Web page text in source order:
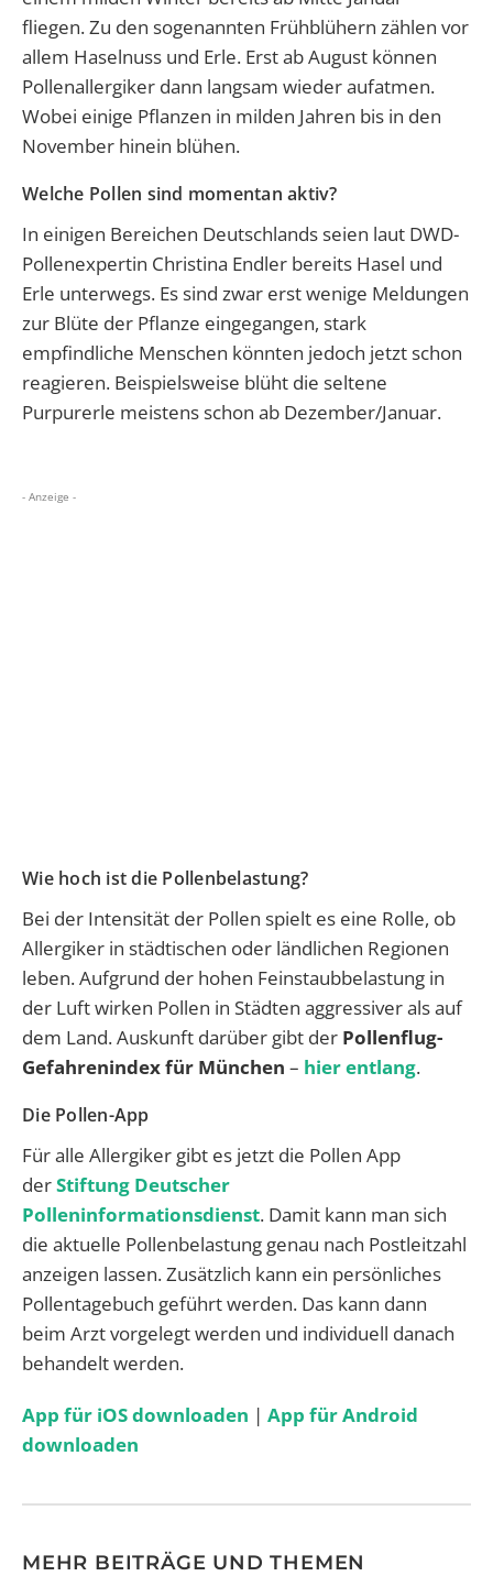
fliegen. Zu den sogenannten Frühblühern zählen vor
allem Haselnuss und Erle. Erst ab August können
Pollenallergiker dann langsam wieder aufatmen.
Wobei einige Pflanzen in milden Jahren bis in den
November hinein blühen.
Welche Pollen sind momentan aktiv?
In einigen Bereichen Deutschlands seien laut DWD-
Pollenexpertin Christina Endler bereits Hasel und
Erle unterwegs. Es sind zwar erst wenige Meldungen
zur Blüte der Pflanze eingegangen, stark
empfindliche Menschen könnten jedoch jetzt schon
reagieren. Beispielsweise blüht die seltene
Purpurerle meistens schon ab Dezember/Januar.
- Anzeige -
Wie hoch ist die Pollenbelastung?
Bei der Intensität der Pollen spielt es eine Rolle, ob
Allergiker in städtischen oder ländlichen Regionen
leben. Aufgrund der hohen Feinstaubbelastung in
der Luft wirken Pollen in Städten aggressiver als auf
dem Land. Auskunft darüber gibt der Pollenflug-
Gefahrenindexfür München – hier entlang.
Die Pollen-App
Für alle Allergiker gibt es jetzt die Pollen App
derStiftung Deutscher
Polleninformationsdienst. Damit kann man sich
die aktuelle Pollenbelastung genau nach Postleitzahl
anzeigen lassen. Zusätzlich kann ein persönliches
Pollentagebuch geführt werden. Das kann dann
beim Arzt vorgelegt werden und individuell danach
behandelt werden.
App für iOS downloaden | App für Android
downloaden
MEHR BEITRÄGE UND THEMEN